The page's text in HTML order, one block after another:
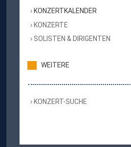
KONZERTKALENDER
KONZERTE
SOLISTEN & DIRIGENTEN
WEITERE
KONZERT-SUCHE